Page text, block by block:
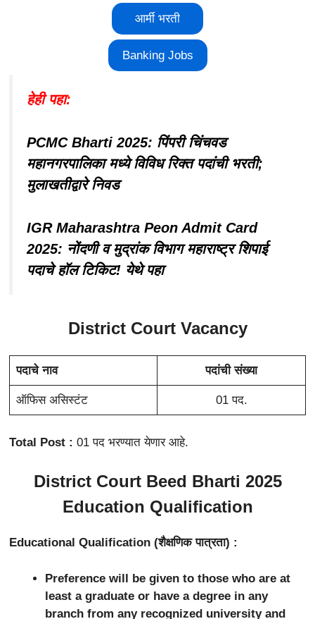
आर्मी भरती
Banking Jobs
हेही पहा:
PCMC Bharti 2025: पिंपरी चिंचवड
महानगरपालिका मध्ये विविध रिक्त पदांची भरती;
मुलाखतीद्वारे निवड
IGR Maharashtra Peon Admit Card
2025: नोंदणी व मुद्रांक विभाग महाराष्ट्र शिपाई
पदाचे हॉल टिकिट! येथे पहा
District Court Vacancy
पदाचे नाव पदांची संख्या
ऑफिस असिस्टंट 01 पद.
Total Post : 01 पद भरण्यात येणार आहे.
District Court Beed Bharti 2025
Education Qualification
Educational Qualification (शैक्षणिक पात्रता) :
Preference will be given to those who are at
least a graduate or have a degree in any
branch from any recognized university and